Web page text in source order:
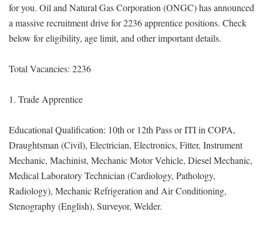
for you. Oil and Natural Gas Corporation (ONGC) has announced
a massive recruitment drive for 2236 apprentice positions. Check
below for eligibility, age limit, and other important details.
Total Vacancies: 2236
1. Trade Apprentice
Educational Qualification: 10th or 12th Pass or ITI in COPA,
Draughtsman (Civil), Electrician, Electronics, Fitter, Instrument
Mechanic, Machinist, Mechanic Motor Vehicle, Diesel Mechanic,
Medical Laboratory Technician (Cardiology, Pathology,
Radiology), Mechanic Refrigeration and Air Conditioning,
Stenography (English), Surveyor, Welder.